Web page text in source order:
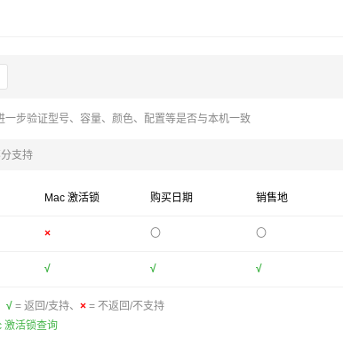
一步验证型号、容量、颜色、配置等是否与本机一致
支持
Mac 激活锁 购买日期 销售地
× 〇 〇
√ √ √
√ = 返回/支持、 × = 不返回/不支持
激活锁查询